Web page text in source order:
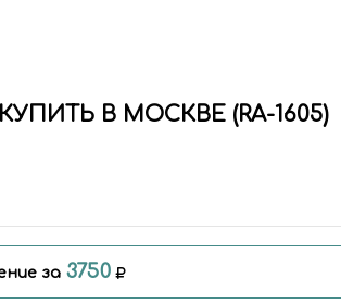
В МОСКВЕ (RA-1605)
за 3750